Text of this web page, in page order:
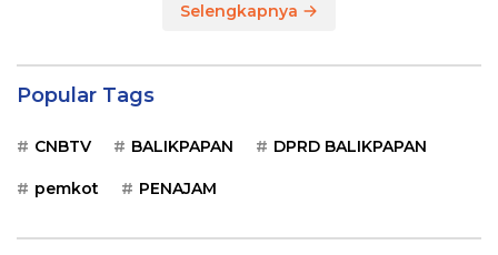
Selengkapnya
Popular Tags
CNBTV BALIKPAPAN DPRD BALIKPAPAN
pemkot PENAJAM